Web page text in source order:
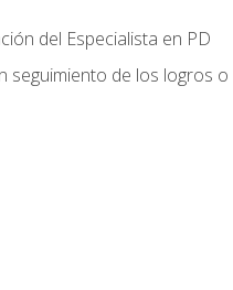
del Especialista en PD
de los logros